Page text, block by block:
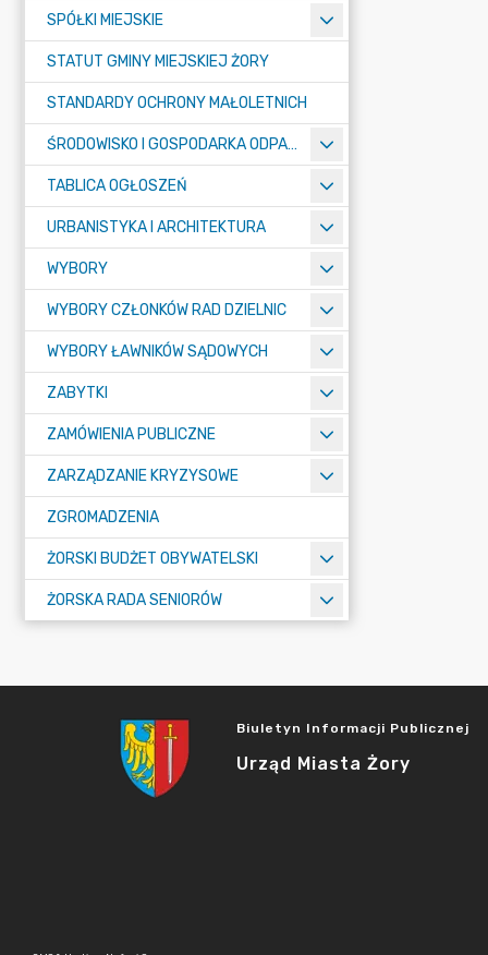
SPÓŁKI MIEJSKIE
STATUT GMINY MIEJSKIEJ ŻORY
STANDARDY OCHRONY MAŁOLETNICH
ŚRODOWISKO I GOSPODARKA ODPADAMI
TABLICA OGŁOSZEŃ
URBANISTYKA I ARCHITEKTURA
WYBORY
WYBORY CZŁONKÓW RAD DZIELNIC
WYBORY ŁAWNIKÓW SĄDOWYCH
ZABYTKI
ZAMÓWIENIA PUBLICZNE
ZARZĄDZANIE KRYZYSOWE
ZGROMADZENIA
ŻORSKI BUDŻET OBYWATELSKI
ŻORSKA RADA SENIORÓW
Biuletyn Informacji Publicznej
Urząd Miasta Żory